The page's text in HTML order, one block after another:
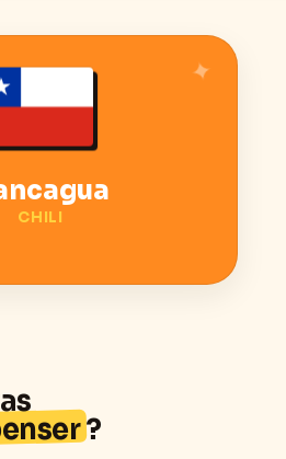
CHILI
?